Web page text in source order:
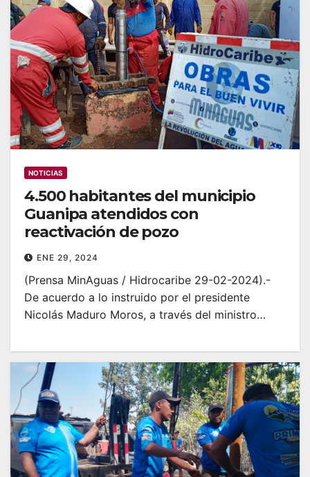
NOTICIAS
4.500 habitantes del municipio
Guanipa atendidos con
reactivación de pozo
ENE 29, 2024
(Prensa MinAguas / Hidrocaribe 29-02-2024).-
De acuerdo a lo instruido por el presidente
Nicolás Maduro Moros, a través del ministro…